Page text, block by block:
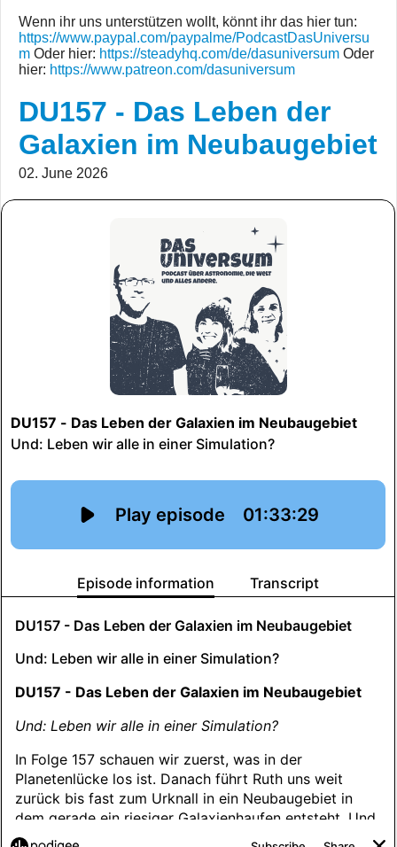
Wenn ihr uns unterstützen wollt, könnt ihr das hier tun:
https://www.paypal.com/paypalme/PodcastDasUniversu
m Oder hier: https://steadyhq.com/de/dasuniversum Oder
hier: https://www.patreon.com/dasuniversum
DU157 - Das Leben der
Galaxien im Neubaugebiet
02. June 2026